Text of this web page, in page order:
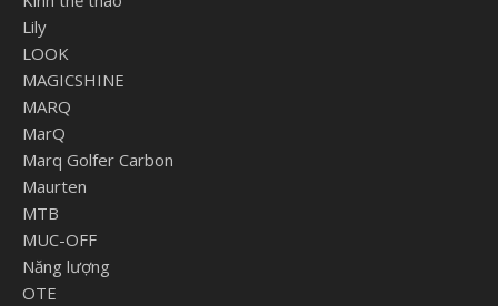
Lily
LOOK
MAGICSHINE
MARQ
MarQ
Marq Golfer Carbon
Maurten
MTB
MUC-OFF
Năng lượng
OTE